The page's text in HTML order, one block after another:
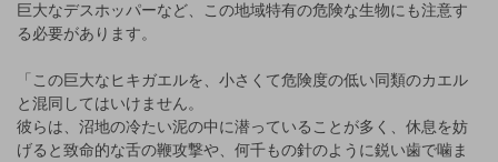
巨大なデスホッパーなど、この地域特有の危険な生物にも注意す
る必要があります。
「この巨大なヒキガエルを、小さくて危険度の低い同類のカエル
と混同してはいけません。
彼らは、沼地の冷たい泥の中に潜っていることが多く、休息を妨
げると致命的な舌の鞭攻撃や、何千もの針のように鋭い歯で噛ま